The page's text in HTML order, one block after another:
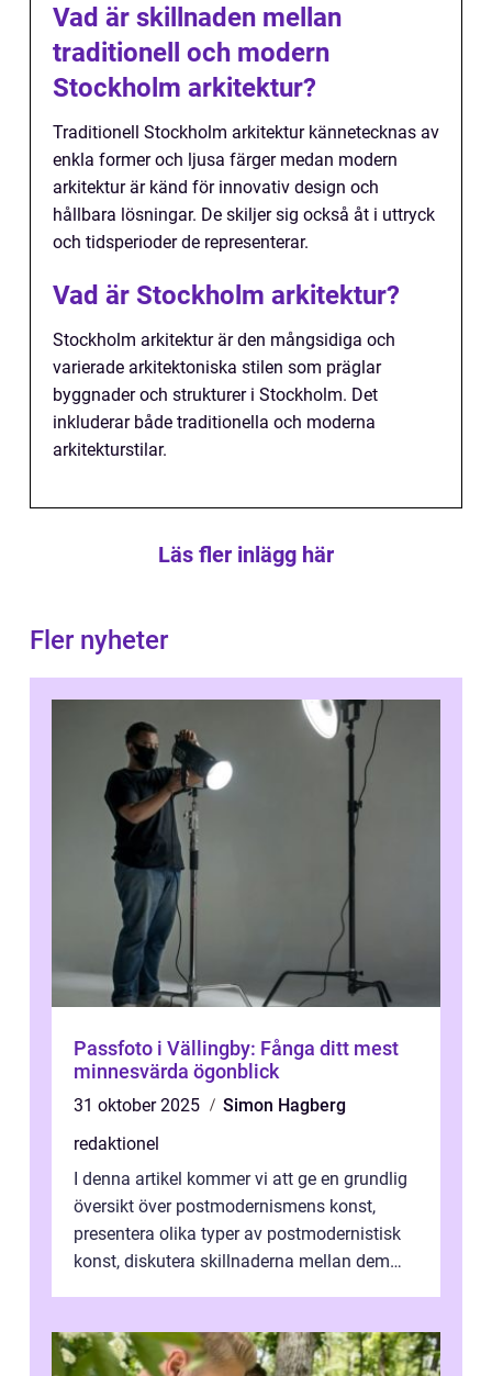
Vad är skillnaden mellan
traditionell och modern
Stockholm arkitektur?
Traditionell Stockholm arkitektur kännetecknas av
enkla former och ljusa färger medan modern
arkitektur är känd för innovativ design och
hållbara lösningar. De skiljer sig också åt i uttryck
och tidsperioder de representerar.
Vad är Stockholm arkitektur?
Stockholm arkitektur är den mångsidiga och
varierade arkitektoniska stilen som präglar
byggnader och strukturer i Stockholm. Det
inkluderar både traditionella och moderna
arkitekturstilar.
Läs fler inlägg här
Fler nyheter
Passfoto i Vällingby: Fånga ditt mest
minnesvärda ögonblick
31 oktober 2025
Simon Hagberg
redaktionel
I denna artikel kommer vi att ge en grundlig
översikt över postmodernismens konst,
presentera olika typer av postmodernistisk
konst, diskutera skillnaderna mellan dem